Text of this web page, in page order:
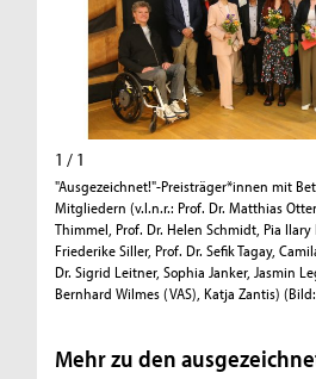
1 / 1
"Ausgezeichnet!"-Preisträger*innen mit
Mitgliedern (v.l.n.r.: Prof. Dr. Matthias
Thimmel, Prof. Dr. Helen Schmidt, Pia Ilary
Friederike Siller, Prof. Dr. Sefik Tagay,
Dr. Sigrid Leitner, Sophia Janker, Jasmin
Bernhard Wilmes (VAS), Katja Zantis)
Mehr zu den